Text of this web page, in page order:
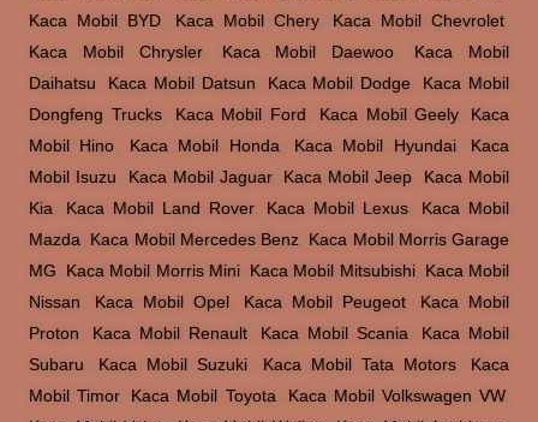
Kaca Mobil BYD
Kaca Mobil Chery, Kaca Mobil Chevrolet
Kaca Mobil Chrysler, Kaca Mobil Daewoo
Kaca Mobil
Daihatsu
Kaca Mobil Datsun Kaca Mobil Dodge
Kaca Mobil
Dongfeng Trucks, Kaca Mobil Ford Kaca Mobil Geely, Kaca
Mobil Hino
Kaca Mobil Honda Kaca Mobil Hyundai, Kaca
Mobil Isuzu
Kaca Mobil Jaguar, Kaca Mobil Jeep
Kaca Mobil
Kia
Kaca Mobil Land Rover, Kaca Mobil Lexus
Kaca Mobil
Mazda
Kaca Mobil Mercedes Benz Kaca Mobil Morris Garage
MG
Kaca Mobil Morris Mini, Kaca Mobil Mitsubishi, Kaca Mobil
Nissan
Kaca Mobil Opel Kaca Mobil Peugeot
Kaca Mobil
Proton
Kaca Mobil Renault Kaca Mobil Scania
Kaca Mobil
Subaru
Kaca Mobil Suzuki Kaca Mobil Tata Motors, Kaca
Mobil Timor, Kaca Mobil Toyota Kaca Mobil Volkswagen VW,